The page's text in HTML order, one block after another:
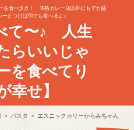
を食べ歩き！ 本格カレー店以外にもデカ盛
ーとつけば何でも食べるよ♪
て〜♪ 人生
らいいじゃ
を食べてり
幸せ】
パスタ エスニックカリーからみちゃん